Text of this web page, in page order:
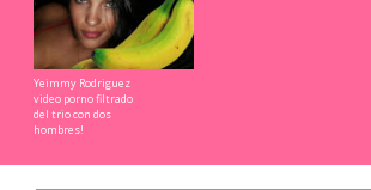
Yeimmy Rodriguez
video porno filtrado
del trio con dos
hombres!